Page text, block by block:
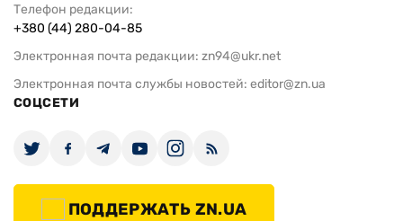
Телефон редакции:
+380 (44) 280-04-85
Электронная почта редакции: zn94@ukr.net
Электронная почта службы новостей: editor@zn.ua
СОЦСЕТИ
ПОДДЕРЖАТЬ ZN.UA